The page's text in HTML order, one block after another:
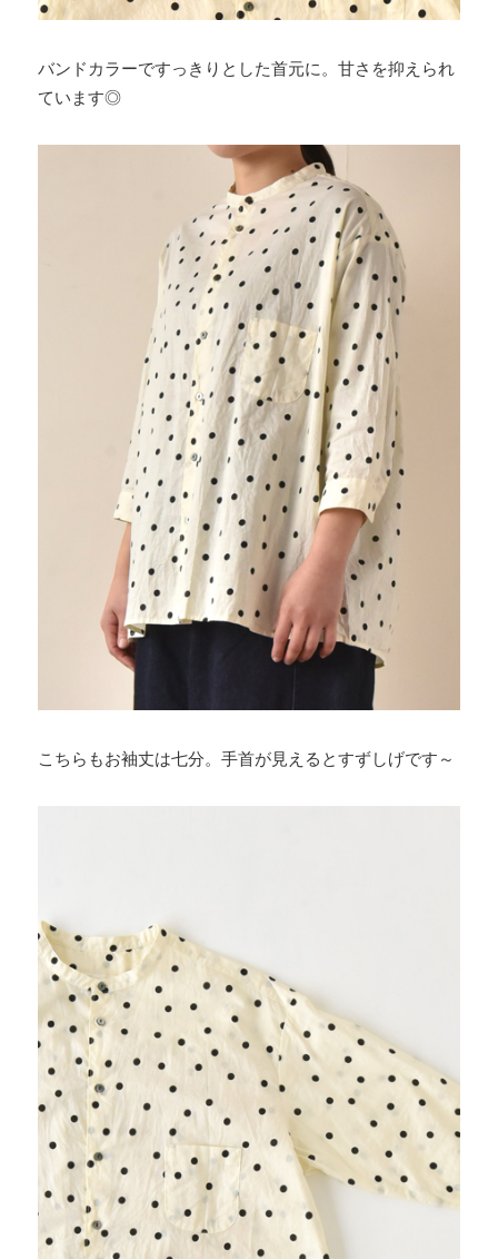
バンドカラーですっきりとした首元に。甘さを抑えられ
ています◎
こちらもお袖丈は七分。手首が見えるとすずしげです～